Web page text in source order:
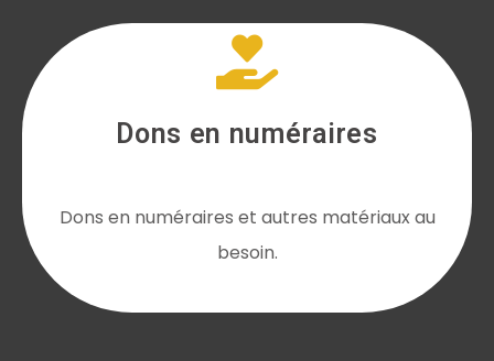
Dons en numéraires
Dons en numéraires et autres matériaux au
besoin.